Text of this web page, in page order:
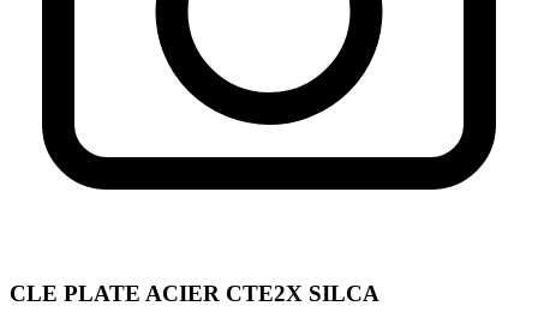
CLE PLATE ACIER CTE2X SILCA